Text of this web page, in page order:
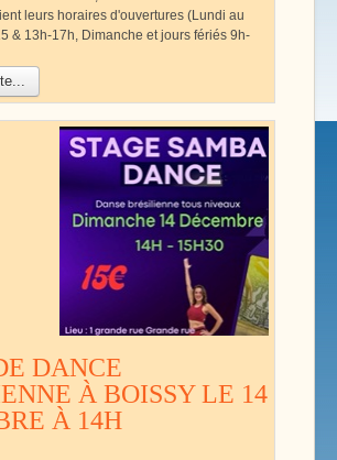
leurs horaires d'ouvertures (Lundi au
& 13h-17h, Dimanche et jours fériés 9h-
DANCE
À BOISSY LE 14
À 14H